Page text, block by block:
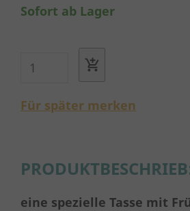
Sofort ab Lager
Für später merken
eine spezielle Tasse mit